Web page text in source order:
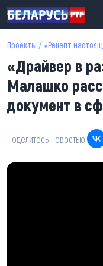
Перейти к основному
Проекты / «Рецепт
«Драйвер в
Малашко
документ в
Поделитесь новостью: